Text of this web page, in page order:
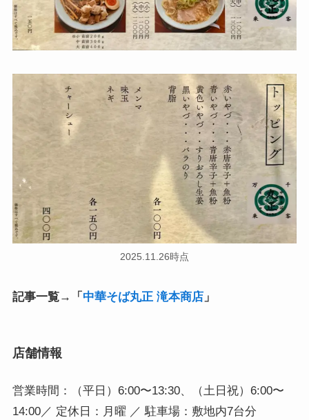
2025.11.26時点
記事一覧→「 中華そば丸正 滝本商店」
店舗情報
営業時間：（平日）6:00〜13:30、（土日祝）6:00〜
14:00／ 定休日：月曜 ／ 駐車場：敷地内7台分